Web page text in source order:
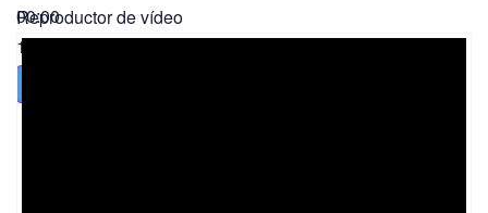
00:00
11:56
Reproductor de vídeo